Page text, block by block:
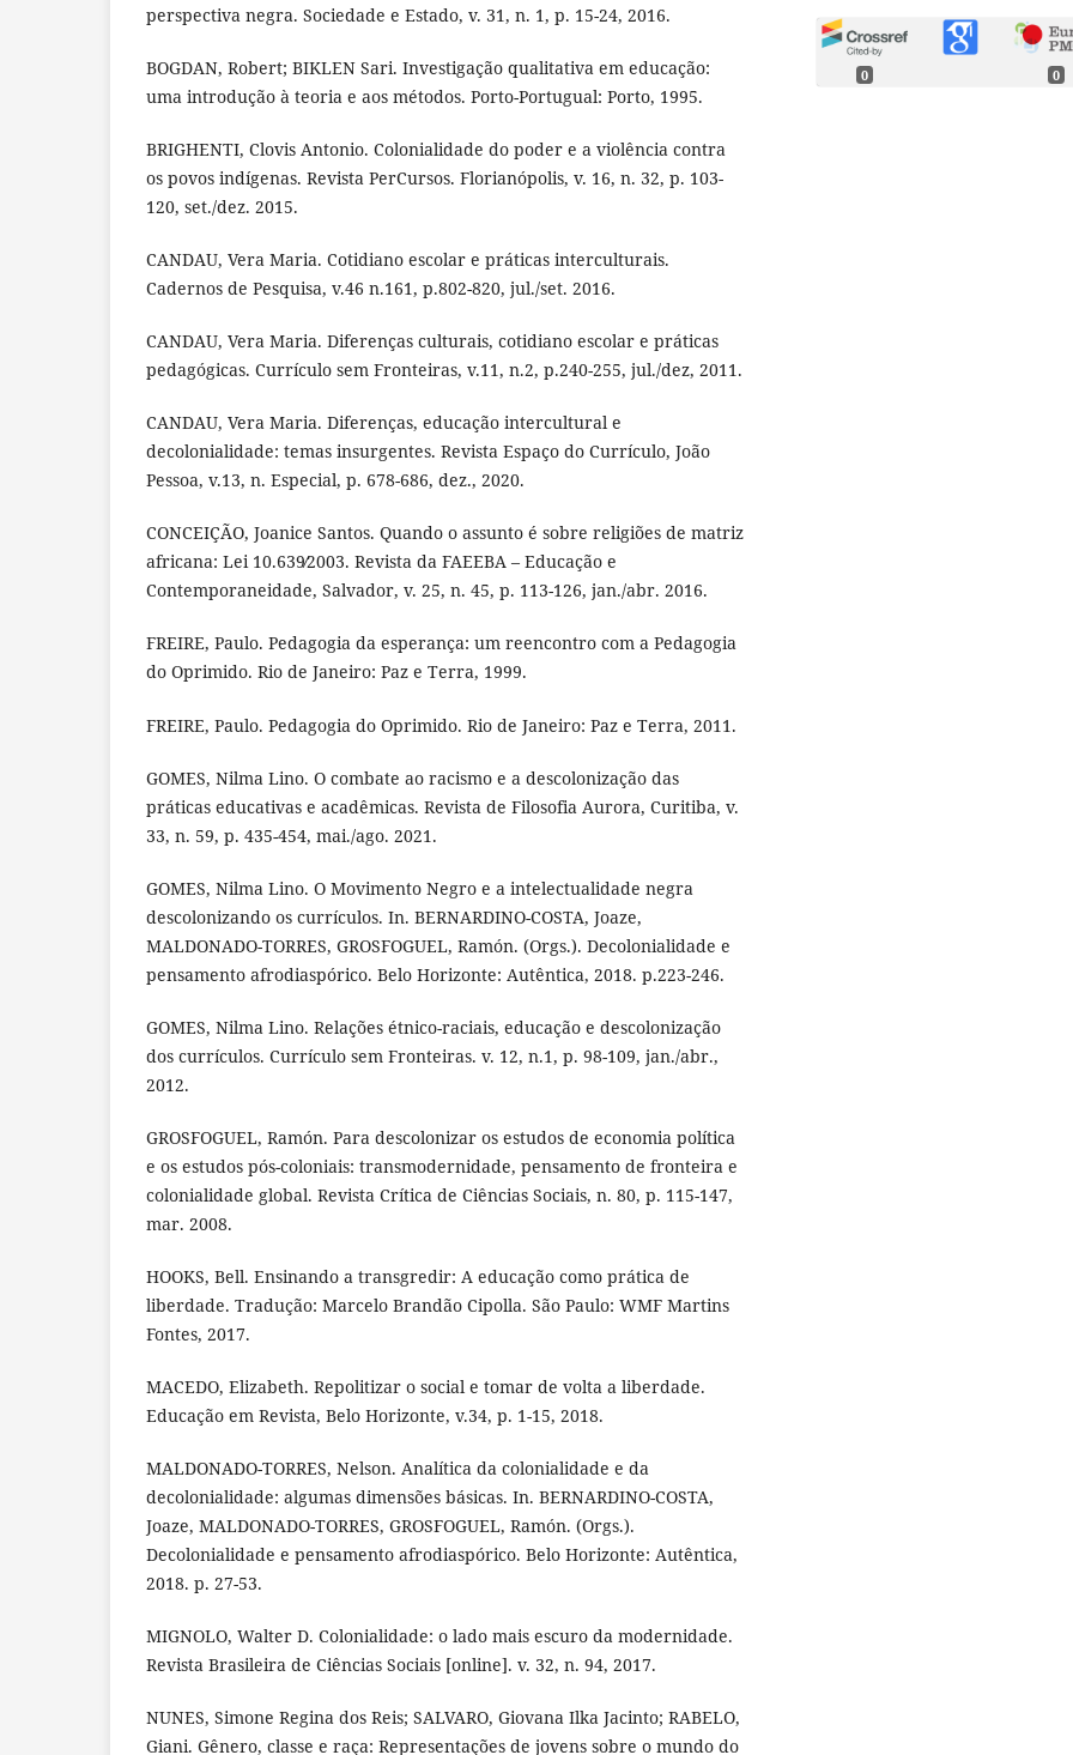
perspectiva negra. Sociedade e Estado, v. 31, n. 1, p. 15-24, 2016.
BOGDAN, Robert; BIKLEN Sari. Investigação qualitativa em educação:
uma introdução à teoria e aos métodos. Porto-Portugual: Porto, 1995.
BRIGHENTI, Clovis Antonio. Colonialidade do poder e a violência contra
os povos indígenas. Revista PerCursos. Florianópolis, v. 16, n. 32, p. 103-
120, set./dez. 2015.
CANDAU, Vera Maria. Cotidiano escolar e práticas interculturais.
Cadernos de Pesquisa, v.46 n.161, p.802-820, jul./set. 2016.
CANDAU, Vera Maria. Diferenças culturais, cotidiano escolar e práticas
pedagógicas. Currículo sem Fronteiras, v.11, n.2, p.240-255, jul./dez, 2011.
CANDAU, Vera Maria. Diferenças, educação intercultural e
decolonialidade: temas insurgentes. Revista Espaço do Currículo, João
Pessoa, v.13, n. Especial, p. 678-686, dez., 2020.
CONCEIÇÃO, Joanice Santos. Quando o assunto é sobre religiões de matriz
africana: Lei 10.639∕2003. Revista da FAEEBA – Educação e
Contemporaneidade, Salvador, v. 25, n. 45, p. 113-126, jan./abr. 2016.
FREIRE, Paulo. Pedagogia da esperança: um reencontro com a Pedagogia
do Oprimido. Rio de Janeiro: Paz e Terra, 1999.
FREIRE, Paulo. Pedagogia do Oprimido. Rio de Janeiro: Paz e Terra, 2011.
GOMES, Nilma Lino. O combate ao racismo e a descolonização das
práticas educativas e acadêmicas. Revista de Filosofia Aurora, Curitiba, v.
33, n. 59, p. 435-454, mai./ago. 2021.
GOMES, Nilma Lino. O Movimento Negro e a intelectualidade negra
descolonizando os currículos. In. BERNARDINO-COSTA, Joaze,
MALDONADO-TORRES, GROSFOGUEL, Ramón. (Orgs.). Decolonialidade e
pensamento afrodiaspórico. Belo Horizonte: Autêntica, 2018. p.223-246.
GOMES, Nilma Lino. Relações étnico-raciais, educação e descolonização
dos currículos. Currículo sem Fronteiras. v. 12, n.1, p. 98-109, jan./abr.,
2012.
GROSFOGUEL, Ramón. Para descolonizar os estudos de economia política
e os estudos pós-coloniais: transmodernidade, pensamento de fronteira e
colonialidade global. Revista Crítica de Ciências Sociais, n. 80, p. 115-147,
mar. 2008.
HOOKS, Bell. Ensinando a transgredir: A educação como prática de
liberdade. Tradução: Marcelo Brandão Cipolla. São Paulo: WMF Martins
Fontes, 2017.
MACEDO, Elizabeth. Repolitizar o social e tomar de volta a liberdade.
Educação em Revista, Belo Horizonte, v.34, p. 1-15, 2018.
MALDONADO-TORRES, Nelson. Analítica da colonialidade e da
decolonialidade: algumas dimensões básicas. In. BERNARDINO-COSTA,
Joaze, MALDONADO-TORRES, GROSFOGUEL, Ramón. (Orgs.).
Decolonialidade e pensamento afrodiaspórico. Belo Horizonte: Autêntica,
2018. p. 27-53.
MIGNOLO, Walter D. Colonialidade: o lado mais escuro da modernidade.
Revista Brasileira de Ciências Sociais [online]. v. 32, n. 94, 2017.
NUNES, Simone Regina dos Reis; SALVARO, Giovana Ilka Jacinto; RABELO,
Giani. Gênero, classe e raça: Representações de jovens sobre o mundo do
0 0